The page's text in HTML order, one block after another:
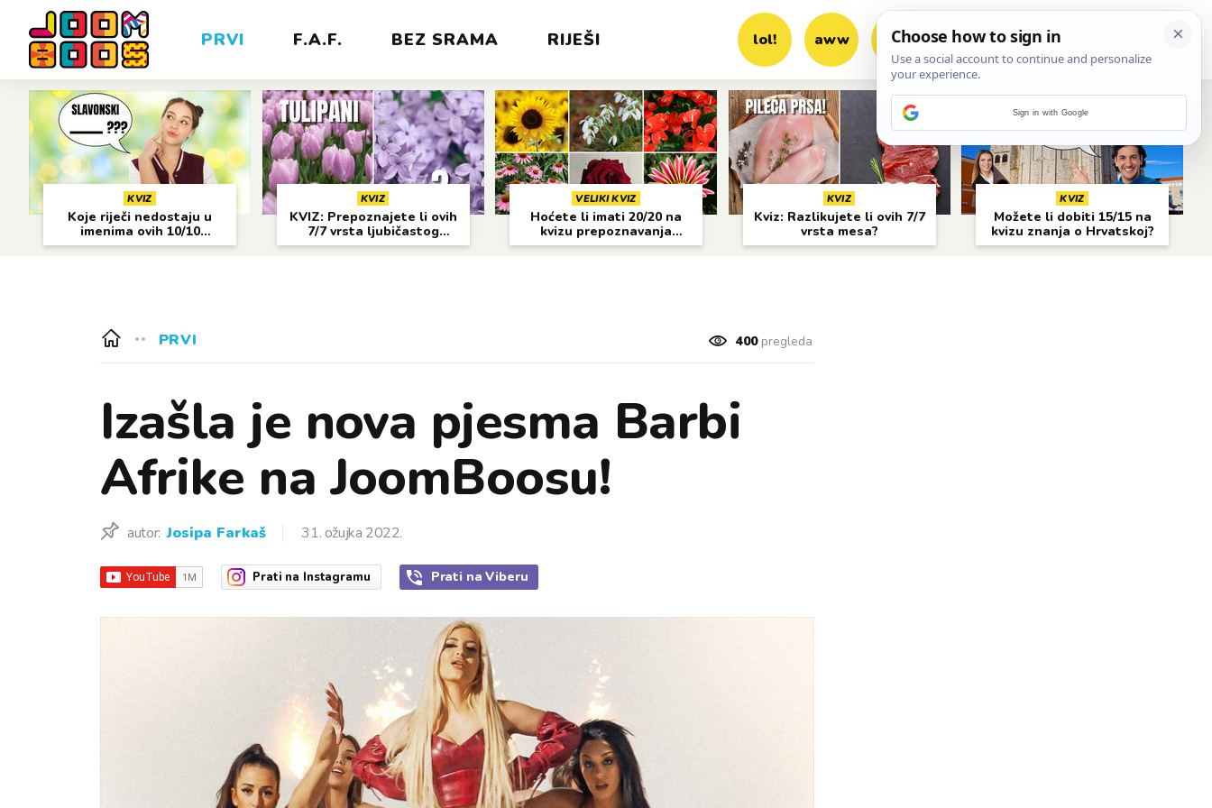
PRVI F.A.F. BEZ SRAMA RIJEŠI lol! aww vrh! woot?!
KVIZ
Koje riječi nedostaju u
imenima ovih 10/10
gradova?
KVIZ
KVIZ: Prepoznajete li ovih
7/7 vrsta ljubičastog
cvijeća?
VELIKI KVIZ
Hoćete li imati 20/20 na
kvizu prepoznavanja
cvijeća?
KVIZ
Kviz: Razlikujete li ovih 7/7
vrsta mesa?
KVIZ
Možete li dobiti 15/15 na
kvizu znanja o Hrvatskoj?
PRVI 400pregleda
Izašla je nova pjesma Barbi
Afrike na JoomBoosu!
autor: Josipa Farkaš 31. ožujka 2022.
Prati na Instagramu Prati na Viberu
Sign in with Google